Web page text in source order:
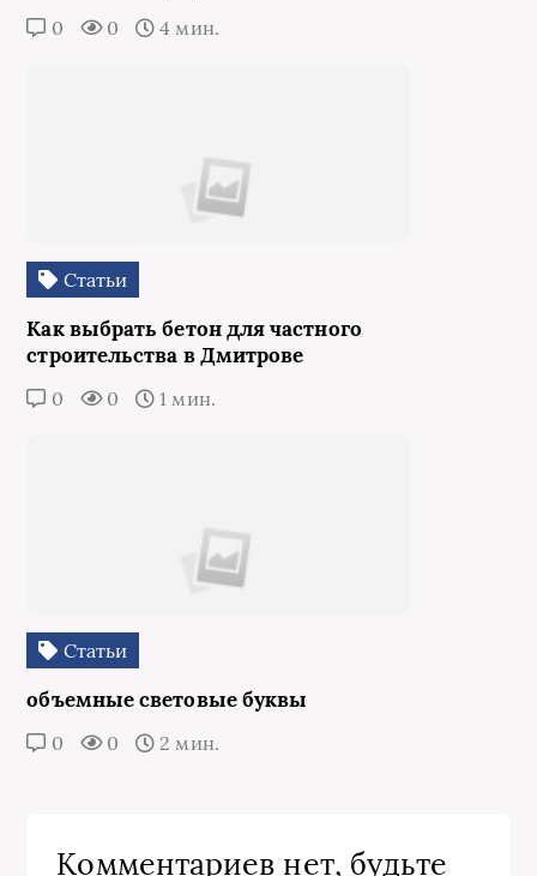
0 0 4 мин.
Статьи
Как выбрать бетон для частного
строительства в Дмитрове
0 0 1 мин.
Статьи
объемные световые буквы
0 0 2 мин.
Комментариев нет, будьте